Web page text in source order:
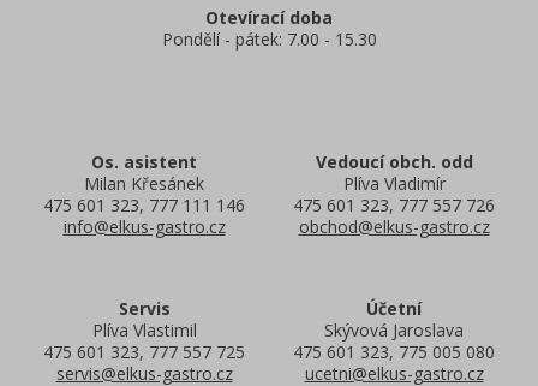
Otevírací doba
Pondělí - pátek: 7.00 - 15.30
Os. asistent
Milan Křesánek
475 601 323, 777 111 146
info@elkus-gastro.cz
Vedoucí obch. odd
Plíva Vladimír
475 601 323, 777 557 726
obchod@elkus-gastro.cz
Servis
Plíva Vlastimil
475 601 323, 777 557 725
servis@elkus-gastro.cz
Účetní
Skývová Jaroslava
475 601 323, 775 005 080
ucetni@elkus-gastro.cz